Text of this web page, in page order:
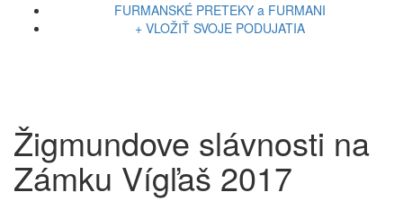
FURMANSKÉ PRETEKY a FURMANI
+ VLOŽIŤ SVOJE PODUJATIA
Žigmundove slávnosti na
Zámku Vígľaš 2017